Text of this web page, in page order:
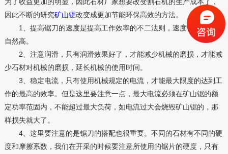
因此不断的研究矿山锯改变成更加节能环保高效的方法。
1、提高锯刀的速度是提高工作效率的不二法则，速度快了，效率
自然高。
2、注意润滑，只有润滑效果好了，才能减少机械的磨损，才能减
少石材对机械的磨损，延长机械的使用时间。
3、稳定电流，只有使用机械规定的电流，才能最大限度的达到工
作的最高的效率。但是这里要注意一点，最大电流必须在矿山锯的额
定功率范固内，不能超过最大负荷，如电流过大会烧毁矿山锯的，那
样损失就大了。
4、这里要注意的是锯刀的搭配也很重要。不同的石材有不同的硬
度和摩擦系数，我们在开采的时候要注意所使用的锯片的硬度，只有